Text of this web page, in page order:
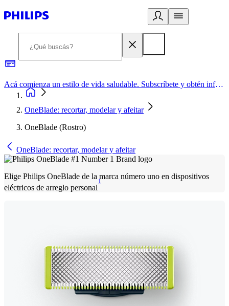
Acá comienza un estilo de vida saludable. Subscríbete y obtén información de primera mano
OneBlade: recortar, modelar y afeitar
OneBlade (Rostro)
OneBlade: recortar, modelar y afeitar
Elige Philips OneBlade de la marca número uno en dispositivos
eléctricos de arreglo personal
1